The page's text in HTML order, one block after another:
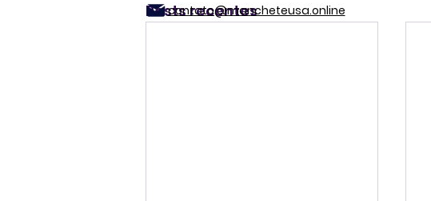
Posts recentes
contato@mancheteusa.online